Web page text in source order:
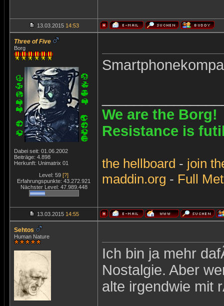
13.03.2015 14:53
Three of Five
Borg
Dabei seit: 01.06.2002
Beiträge: 4.898
Herkunft: Unimatrix 01
Level: 59 [?]
Erfahrungspunkte: 43.272.921
Nächster Level: 47.989.448
We are the Borg!
Resistance is
the hellboard - join
maddin.org - Full
13.03.2015 14:55
Sehtos
Human Nature
Ich bin ja mehr
Nostalgie. Aber
alte irgendwie mit